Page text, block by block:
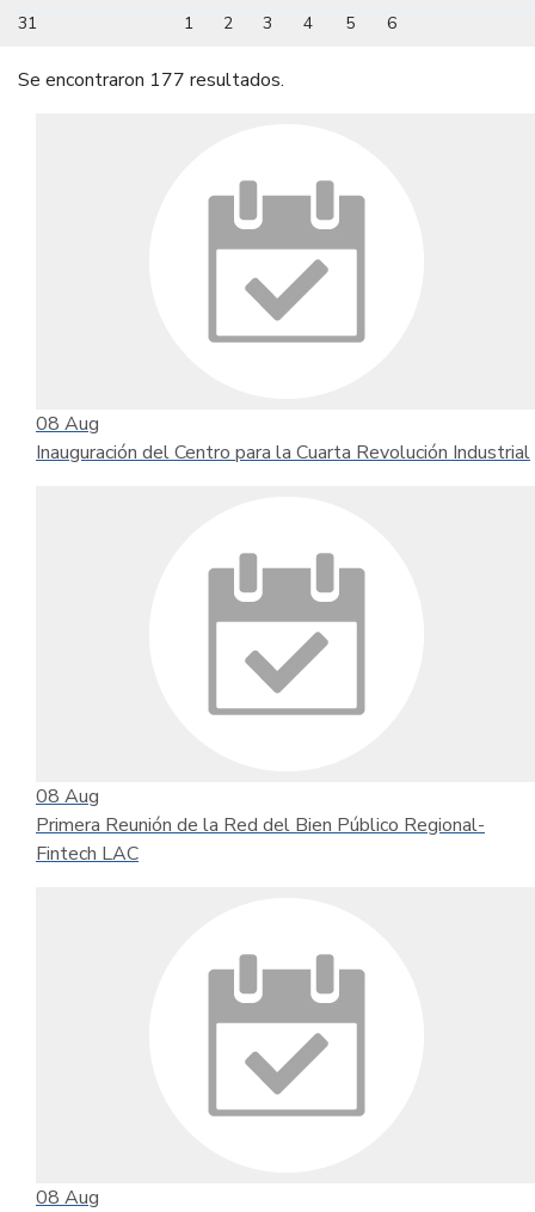
31
1 2 3 4 5 6
Se encontraron 177 resultados.
08 Aug
Inauguración del Centro para la Cuarta Revolución Industrial
08 Aug
Primera Reunión de la Red del Bien Público Regional-
Fintech LAC
08 Aug